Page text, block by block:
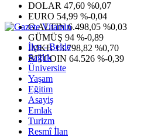
DOLAR 47,60 %0,07
EURO 54,99 %-0,04
G.ALTIN6.498,05 %0,03
GÜMÜŞ 94 %-0,89
IMKB13.798,82 %0,70
BITCOIN 64.526 %-0,39
İlçe - Belde
Sağlık
Üniversite
Yaşam
Eğitim
Asayiş
Emlak
Turizm
Resmî İlan